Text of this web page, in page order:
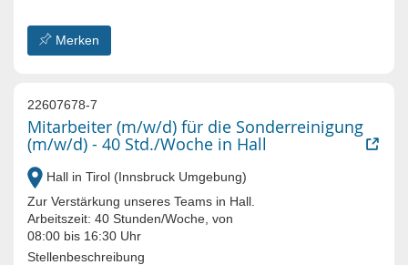
Merken
22607678-7
Mitarbeiter (m/w/d) für die Sonderreinigung
(m/w/d) - 40 Std./Woche in Hall
Hall in Tirol (Innsbruck Umgebung)
Zur Verstärkung unseres Teams in Hall.
Arbeitszeit: 40 Stunden/Woche, von
08:00 bis 16:30 Uhr
Stellenbeschreibung